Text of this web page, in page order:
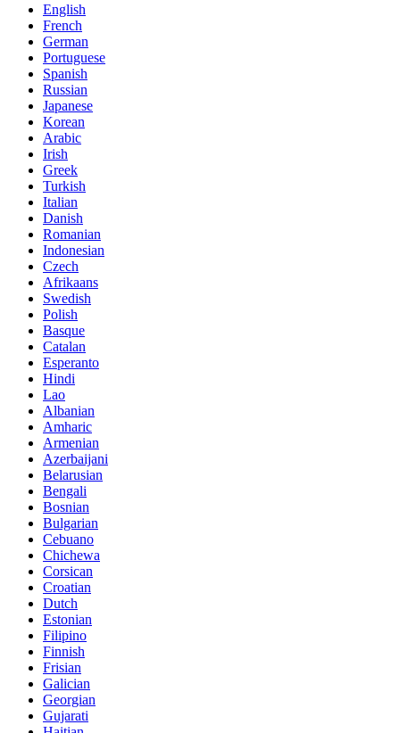
English
French
German
Portuguese
Spanish
Russian
Japanese
Korean
Arabic
Irish
Greek
Turkish
Italian
Danish
Romanian
Indonesian
Czech
Afrikaans
Swedish
Polish
Basque
Catalan
Esperanto
Hindi
Lao
Albanian
Amharic
Armenian
Azerbaijani
Belarusian
Bengali
Bosnian
Bulgarian
Cebuano
Chichewa
Corsican
Croatian
Dutch
Estonian
Filipino
Finnish
Frisian
Galician
Georgian
Gujarati